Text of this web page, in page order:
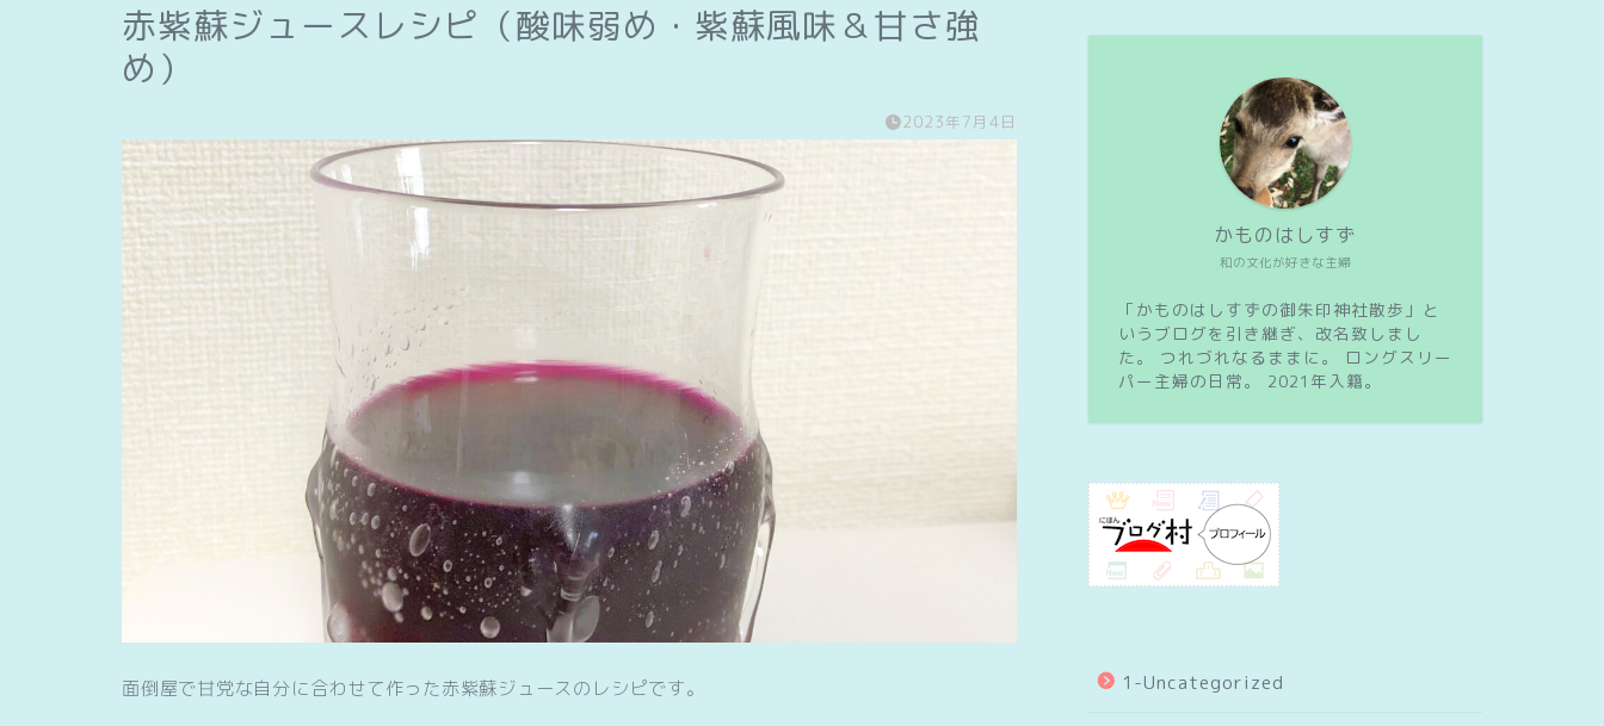
赤紫蘇ジュースレシピ（酸味弱め・紫蘇風味＆甘さ強
め）
2023年7月4日
面倒屋で甘党な自分に合わせて作った赤紫蘇ジュースのレシピです。
和の文化が好きな主婦
かものはしすず
「かものはしすずの御朱印神社散歩」と
いうブログを引き継ぎ、改名致しまし
た。 つれづれなるままに。 ロングスリー
パー主婦の日常。 2021年入籍。
1-Uncategorized